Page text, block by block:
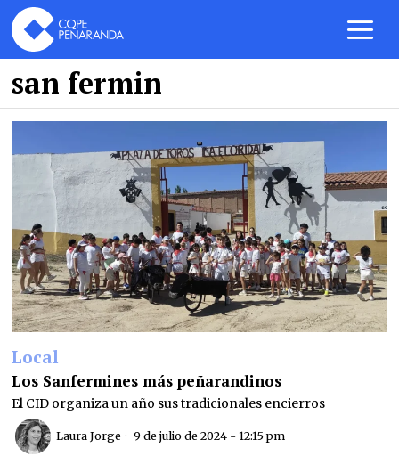
san fermin
Local
Los Sanfermines más peñarandinos
El CID organiza un año sus tradicionales encierros
Laura Jorge 9 de julio de 2024 - 12:15 pm